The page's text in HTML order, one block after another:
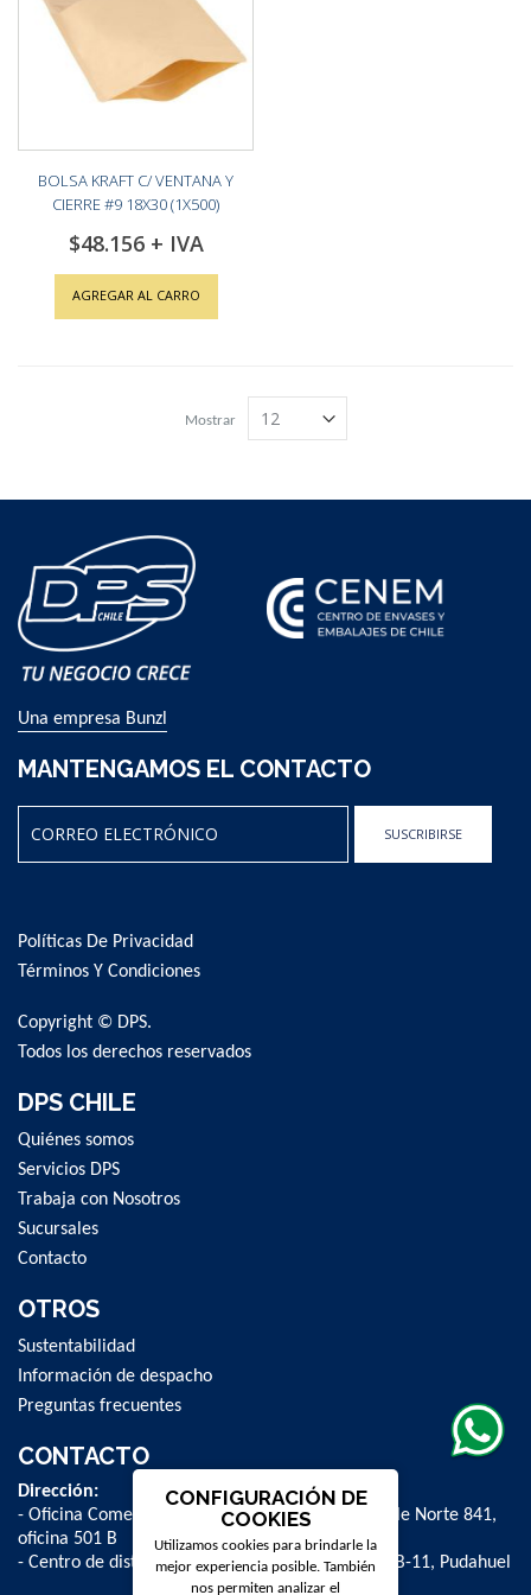
BOLSA KRAFT C/ VENTANA Y
CIERRE #9 18X30 (1X500)
$48.156
AGREGAR AL CARRO
Mostrar
Una empresa Bunzl
MANTENGAMOS EL CONTACTO
Our
Newsletter:
SUSCRIBIRSE
Políticas De Privacidad
Términos Y Condiciones
Copyright © DPS.
Todos los derechos reservados
DPS CHILE
Quiénes somos
Servicios DPS
Trabaja con Nosotros
Sucursales
Contacto
OTROS
Sustentabilidad
Información de despacho
Preguntas frecuentes
CONTACTO
Dirección:
- Oficina Comercial y administrativa: Avenida Valle Norte 841,
oficina 501 B
- Centro de distribución: La Farfana 500, bodega B-11, Pudahuel
CONFIGURACIÓN DE
COOKIES
Utilizamos cookies para brindarle la
mejor experiencia posible. También
nos permiten analizar el